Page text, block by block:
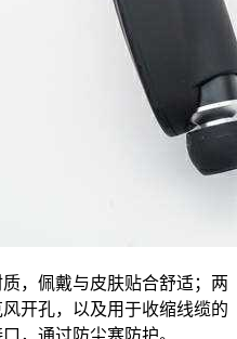
，佩戴与皮肤贴合舒适；两
开孔，以及用于收缩线缆的